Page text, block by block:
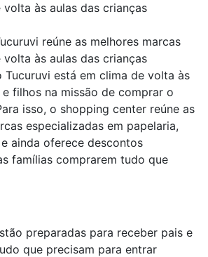
às aulas das crianças
reúne as melhores marcas
às aulas das crianças
Tucuruvi está em clima de volta às
filhos na missão de comprar o
isso, o shopping center reúne as
especializadas em papelaria,
ainda oferece descontos
famílias comprarem tudo que
preparadas para receber pais e
que precisam para entrar